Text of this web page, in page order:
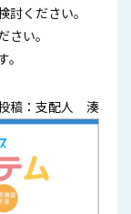
ください。
い。
稿：支配人 湊